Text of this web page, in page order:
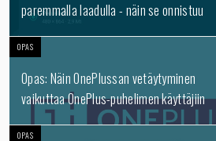
paremmalla laadulla - näin se onnistuu
OPAS
Opas: Näin OnePlussan vetäytyminen
vaikuttaa OnePlus-puhelimen käyttäjiin
OPAS